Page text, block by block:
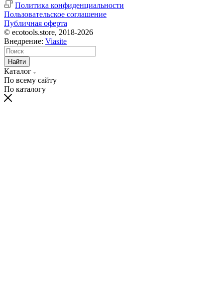
Политика конфиденциальности
Пользовательское соглашение
Публичная оферта
© ecotools.store, 2018-2026
Внедрение: Viasite
Найти
Каталог
По всему сайту
По каталогу